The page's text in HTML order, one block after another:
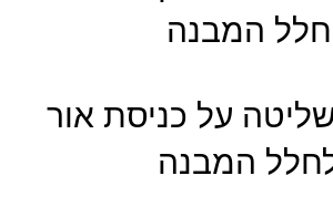
חלל המבנה
על כניסת אור
המבנה